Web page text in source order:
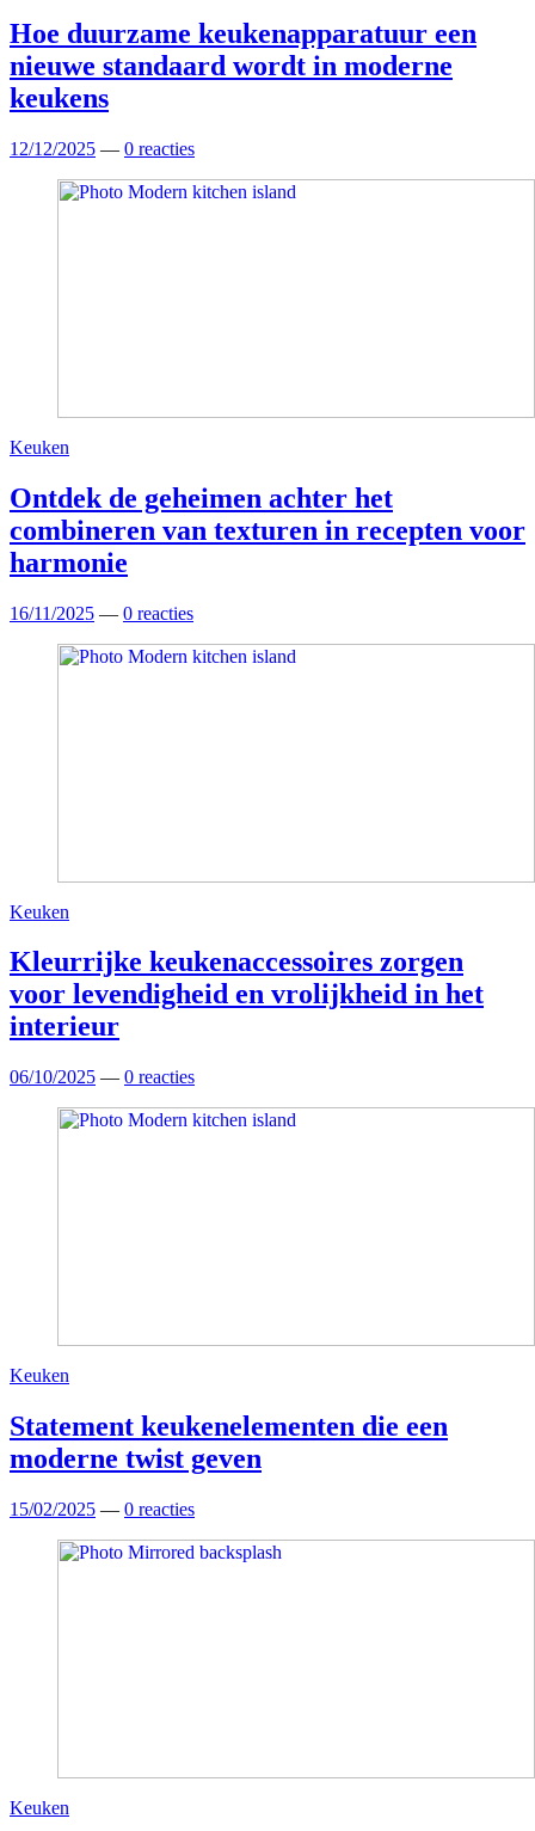
Hoe duurzame keukenapparatuur een
nieuwe standaard wordt in moderne
keukens
12/12/2025 — 0 reacties
Keuken
Ontdek de geheimen achter het
combineren van texturen in recepten voor
harmonie
16/11/2025 — 0 reacties
Keuken
Kleurrijke keukenaccessoires zorgen
voor levendigheid en vrolijkheid in het
interieur
06/10/2025 — 0 reacties
Keuken
Statement keukenelementen die een
moderne twist geven
15/02/2025 — 0 reacties
Keuken